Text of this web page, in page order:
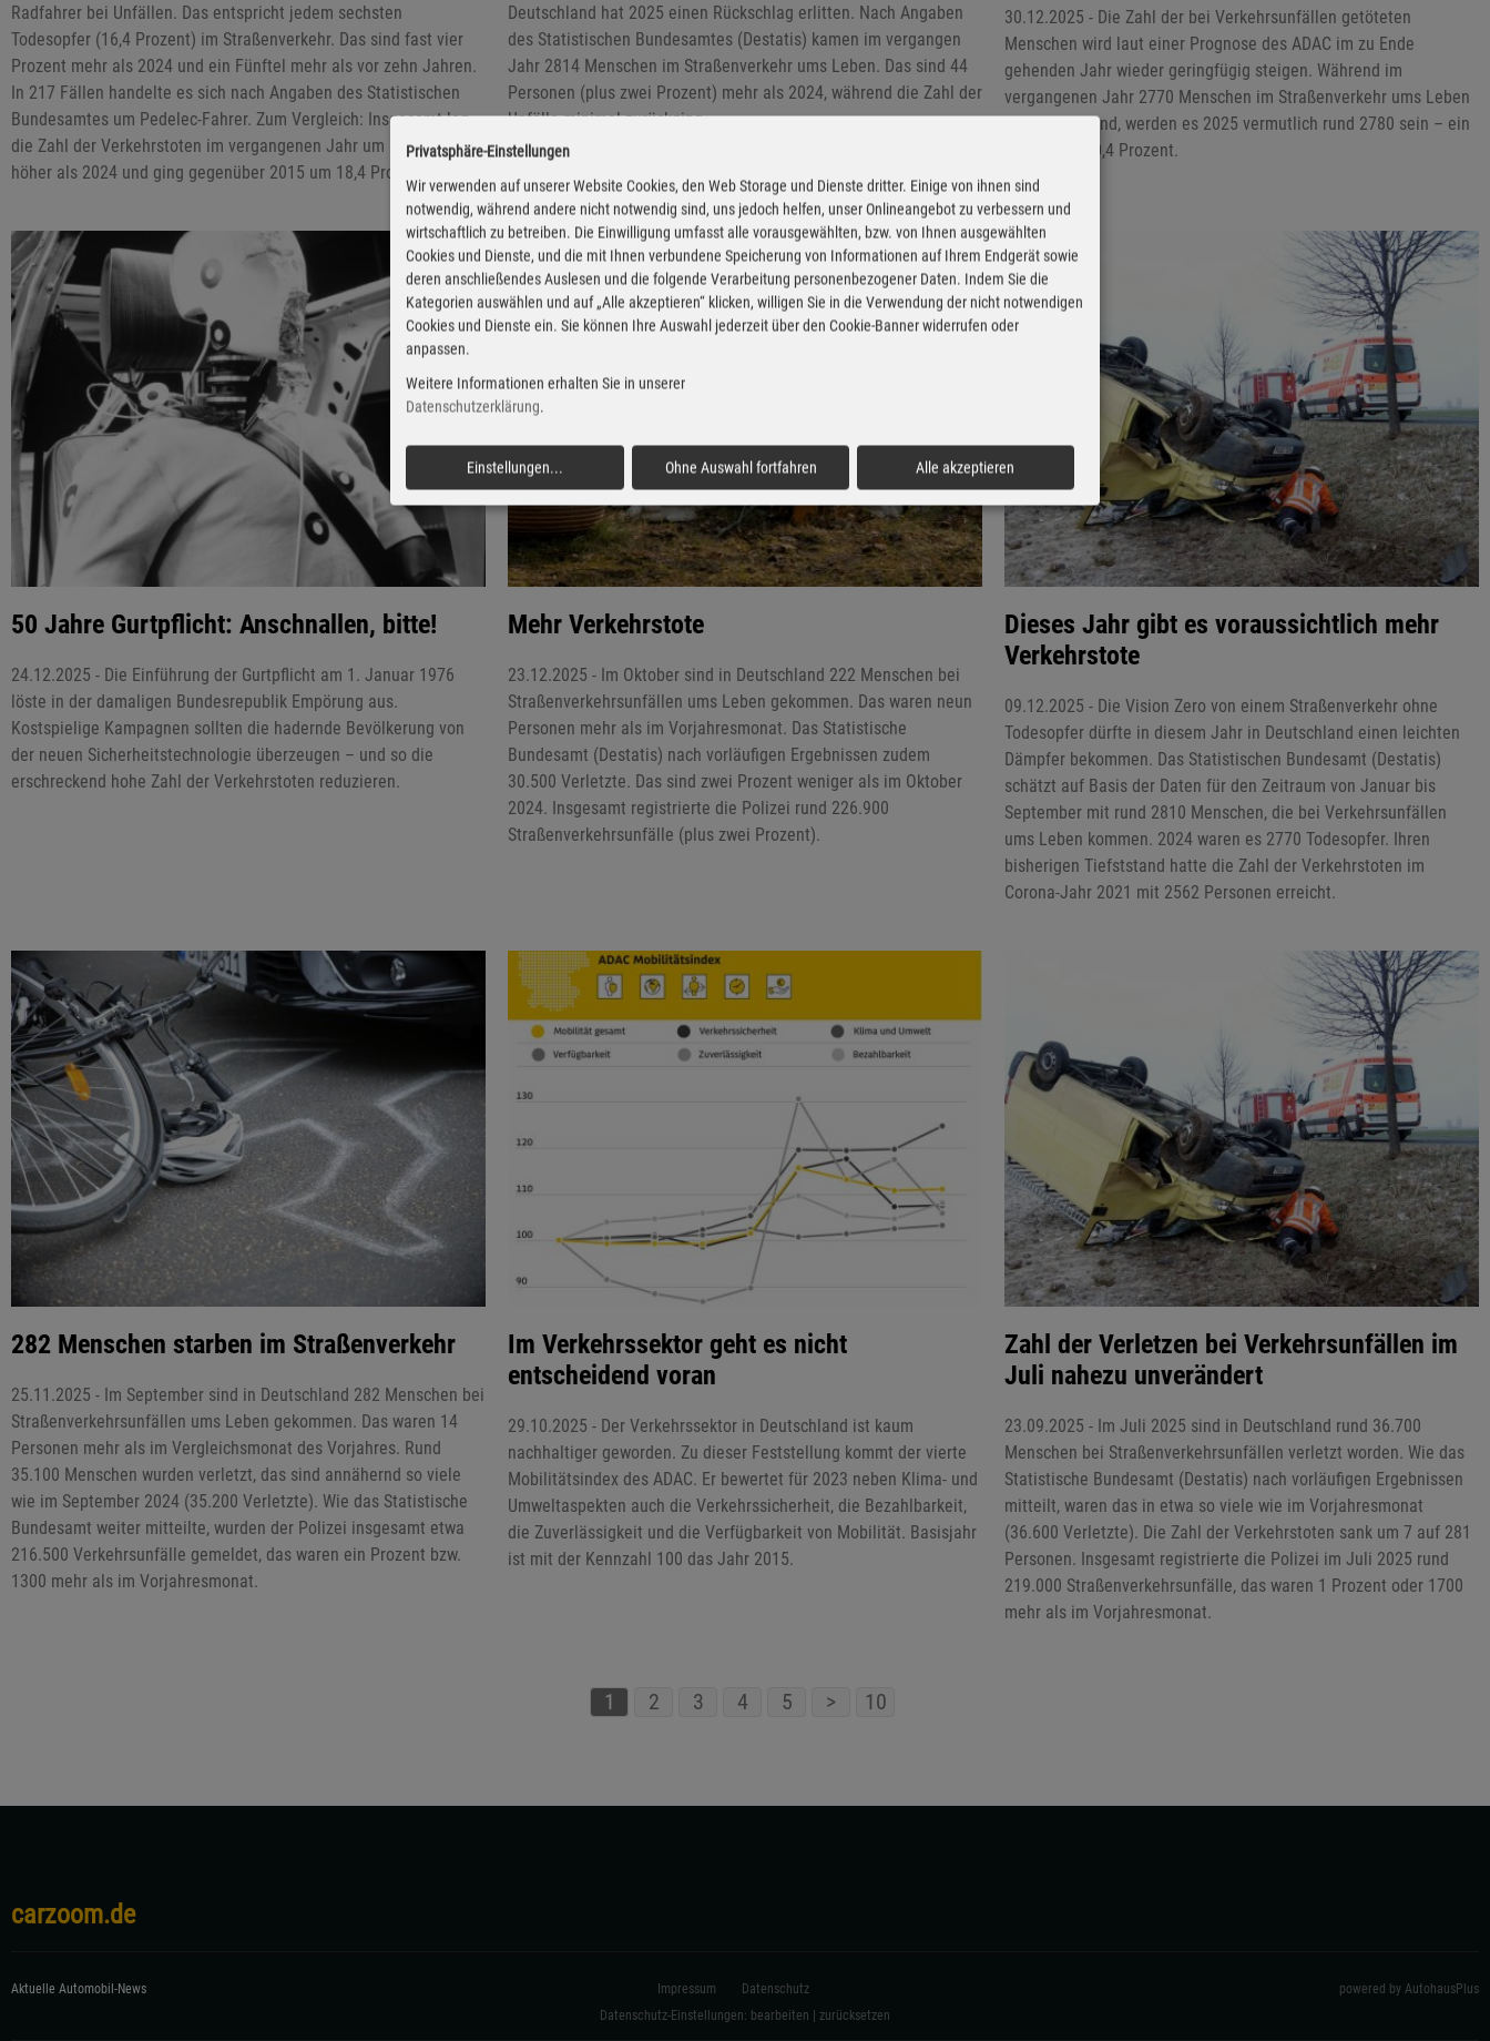
Radfahrer bei Unfällen. Das entspricht jedem sechsten
Todesopfer (16,4 Prozent) im Straßenverkehr. Das sind fast vier
Prozent mehr als 2024 und ein Fünftel mehr als vor zehn Jahren.
In 217 Fällen handelte es sich nach Angaben des Statistischen
Bundesamtes um Pedelec-Fahrer. Zum Vergleich: Insgesamt lag
die Zahl der Verkehrstoten im vergangenen Jahr um 1,8 Prozent
höher als 2024 und ging gegenüber 2015 um 18,4 Prozent zurück.
Deutschland hat 2025 einen Rückschlag erlitten. Nach Angaben
des Statistischen Bundesamtes (Destatis) kamen im vergangen
Jahr 2814 Menschen im Straßenverkehr ums Leben. Das sind 44
Personen (plus zwei Prozent) mehr als 2024, während die Zahl der
Unfälle minimal zurückging.
30.12.2025 - Die Zahl der bei Verkehrsunfällen getöteten
Menschen wird laut einer Prognose des ADAC im zu Ende
gehenden Jahr wieder geringfügig steigen. Während im
vergangenen Jahr 2770 Menschen im Straßenverkehr ums Leben
gekommen sind, werden es 2025 vermutlich rund 2780 sein – ein
Anstieg von 0,4 Prozent.
50 Jahre Gurtpflicht: Anschnallen, bitte!
24.12.2025 - Die Einführung der Gurtpflicht am 1. Januar 1976
löste in der damaligen Bundesrepublik Empörung aus.
Kostspielige Kampagnen sollten die hadernde Bevölkerung von
der neuen Sicherheitstechnologie überzeugen – und so die
erschreckend hohe Zahl der Verkehrstoten reduzieren.
Mehr Verkehrstote
23.12.2025 - Im Oktober sind in Deutschland 222 Menschen bei
Straßenverkehrsunfällen ums Leben gekommen. Das waren neun
Personen mehr als im Vorjahresmonat. Das Statistische
Bundesamt (Destatis) nach vorläufigen Ergebnissen zudem
30.500 Verletzte. Das sind zwei Prozent weniger als im Oktober
2024. Insgesamt registrierte die Polizei rund 226.900
Straßenverkehrsunfälle (plus zwei Prozent).
Dieses Jahr gibt es voraussichtlich mehr
Verkehrstote
09.12.2025 - Die Vision Zero von einem Straßenverkehr ohne
Todesopfer dürfte in diesem Jahr in Deutschland einen leichten
Dämpfer bekommen. Das Statistischen Bundesamt (Destatis)
schätzt auf Basis der Daten für den Zeitraum von Januar bis
September mit rund 2810 Menschen, die bei Verkehrsunfällen
ums Leben kommen. 2024 waren es 2770 Todesopfer. Ihren
bisherigen Tiefststand hatte die Zahl der Verkehrstoten im
Corona-Jahr 2021 mit 2562 Personen erreicht.
282 Menschen starben im Straßenverkehr
25.11.2025 - Im September sind in Deutschland 282 Menschen bei
Straßenverkehrsunfällen ums Leben gekommen. Das waren 14
Personen mehr als im Vergleichsmonat des Vorjahres. Rund
35.100 Menschen wurden verletzt, das sind annähernd so viele
wie im September 2024 (35.200 Verletzte). Wie das Statistische
Bundesamt weiter mitteilte, wurden der Polizei insgesamt etwa
216.500 Verkehrsunfälle gemeldet, das waren ein Prozent bzw.
1300 mehr als im Vorjahresmonat.
Im Verkehrssektor geht es nicht
entscheidend voran
29.10.2025 - Der Verkehrssektor in Deutschland ist kaum
nachhaltiger geworden. Zu dieser Feststellung kommt der vierte
Mobilitätsindex des ADAC. Er bewertet für 2023 neben Klima- und
Umweltaspekten auch die Verkehrssicherheit, die Bezahlbarkeit,
die Zuverlässigkeit und die Verfügbarkeit von Mobilität. Basisjahr
ist mit der Kennzahl 100 das Jahr 2015.
Zahl der Verletzen bei Verkehrsunfällen im
Juli nahezu unverändert
23.09.2025 - Im Juli 2025 sind in Deutschland rund 36.700
Menschen bei Straßenverkehrsunfällen verletzt worden. Wie das
Statistische Bundesamt (Destatis) nach vorläufigen Ergebnissen
mitteilt, waren das in etwa so viele wie im Vorjahresmonat
(36.600 Verletzte). Die Zahl der Verkehrstoten sank um 7 auf 281
Personen. Insgesamt registrierte die Polizei im Juli 2025 rund
219.000 Straßenverkehrsunfälle, das waren 1 Prozent oder 1700
mehr als im Vorjahresmonat.
1 2 3 4 5 > 10
carzoom.de
Aktuelle Automobil-News Impressum
Datenschutz
Datenschutz-Einstellungen: bearbeiten zurücksetzen
powered by AutohausPlus
Privatsphäre-Einstellungen
Wir verwenden auf unserer Website Cookies, den Web Storage und Dienste dritter. Einige von ihnen sind
notwendig, während andere nicht notwendig sind, uns jedoch helfen, unser Onlineangebot zu verbessern und
wirtschaftlich zu betreiben. Die Einwilligung umfasst alle vorausgewählten, bzw. von Ihnen ausgewählten
Cookies und Dienste, und die mit Ihnen verbundene Speicherung von Informationen auf Ihrem Endgerät sowie
deren anschließendes Auslesen und die folgende Verarbeitung personenbezogener Daten. Indem Sie die
Kategorien auswählen und auf „Alle akzeptieren“ klicken, willigen Sie in die Verwendung der nicht notwendigen
Cookies und Dienste ein. Sie können Ihre Auswahl jederzeit über den Cookie-Banner widerrufen oder
anpassen.
Weitere Informationen erhalten Sie in unserer
Datenschutzerklärung.
Einstellungen... Ohne Auswahl fortfahren Alle akzeptieren